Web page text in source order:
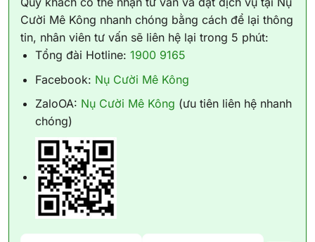
Cười Mê Kông nhanh chóng bằng cách để lại thông
tin, nhân viên tư vấn sẽ liên hệ lại trong 5 phút:
Tổng đài Hotline: 1900 9165
Facebook: Nụ Cười Mê Kông
ZaloOA: Nụ Cười Mê Kông (ưu tiên liên hệ nhanh
chóng)